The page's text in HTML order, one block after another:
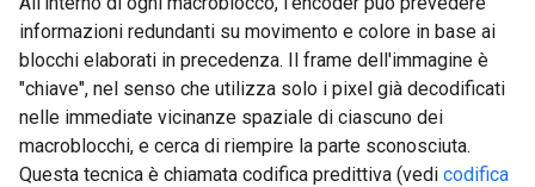
informazioni redundanti su movimento e colore in base ai
blocchi elaborati in precedenza. Il frame dell'immagine è
"chiave", nel senso che utilizza solo i pixel già decodificati
nelle immediate vicinanze spaziale di ciascuno dei
macroblocchi, e cerca di riempire la parte sconosciuta.
Questa tecnica è chiamata codifica predittiva (vedi codifica